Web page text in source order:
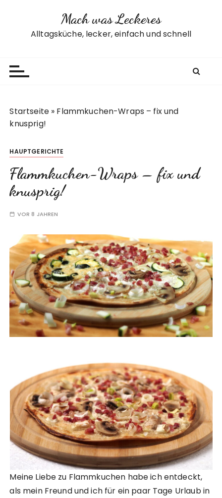
Mach was Leckeres
Alltagsküche, lecker, einfach und schnell
Startseite » Flammkuchen-Wraps – fix und
knusprig!
HAUPTGERICHTE
Flammkuchen-Wraps – fix und
knusprig!
VOR 8 JAHREN
Meine Liebe zu Flammkuchen habe ich entdeckt,
als mein Freund und ich für ein paar Tage Urlaub in